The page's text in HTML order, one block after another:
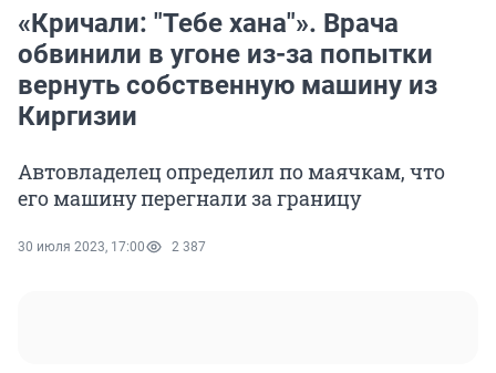
«Кричали: "Тебе хана"». Врача
обвинили в угоне из-за попытки
вернуть собственную машину из
Киргизии
Автовладелец определил по маячкам, что
его машину перегнали за границу
30 июля 2023, 17:00 2 387